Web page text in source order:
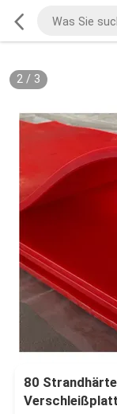
2/ 3
80